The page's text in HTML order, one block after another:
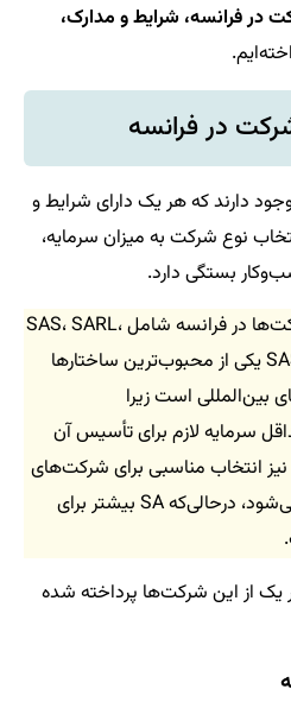
در فرانسه، شرایط و مدارک،
در فرانسه
دارند که هر یک دارای شرایط و
نوع شرکت به میزان سرمایه،
بستگی دارد.
برخی از محبوب‌ترین انواع شرکت‌ها در فرانسه شامل SAS، SARL،
EURL و SA هستند. شرکت SAS یکی از محبوب‌ترین ساختارها
بین‌المللی است زیرا
سرمایه لازم برای تأسیس آن
بسیار کم است. شرکت SARL نیز انتخاب مناسبی برای شرکت‌های
خانوادگی و کوچک محسوب می‌شود، درحالی‌که SA بیشتر برای
یک از این شرکت‌ها پرداخته شده